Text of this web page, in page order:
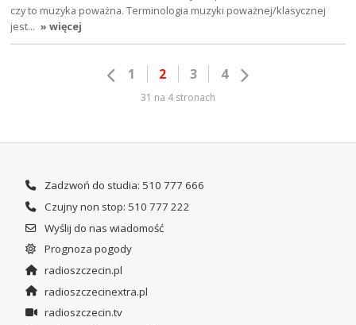
czy to muzyka poważna. Terminologia muzyki poważnej/klasycznej
jest… » więcej
1 2 3 4
31 na 4 stronach
Zadzwoń do studia: 510 777 666
Czujny non stop: 510 777 222
Wyślij do nas wiadomość
Prognoza pogody
radioszczecin.pl
radioszczecinextra.pl
radioszczecin.tv